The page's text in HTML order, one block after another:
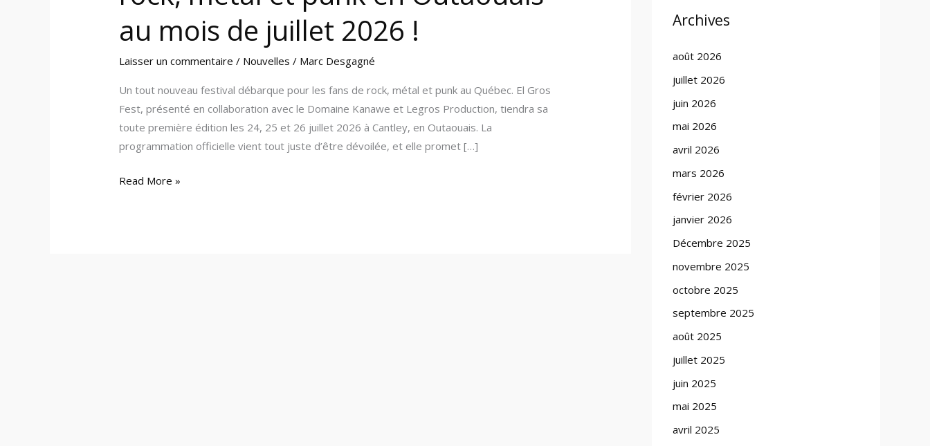
au mois de juillet 2026 !
Laisser un commentaire / Nouvelles / Marc Desgagné
Un tout nouveau festival débarque pour les fans de rock, métal et punk au Québec. El Gros
Fest, présenté en collaboration avec le Domaine Kanawe et Legros Production, tiendra sa
toute première édition les 24, 25 et 26 juillet 2026 à Cantley, en Outaouais. La
programmation officielle vient tout juste d’être dévoilée, et elle promet […]
Read More »
Archives
août 2026
juillet 2026
juin 2026
mai 2026
avril 2026
mars 2026
février 2026
janvier 2026
Décembre 2025
novembre 2025
octobre 2025
septembre 2025
août 2025
juillet 2025
juin 2025
mai 2025
avril 2025